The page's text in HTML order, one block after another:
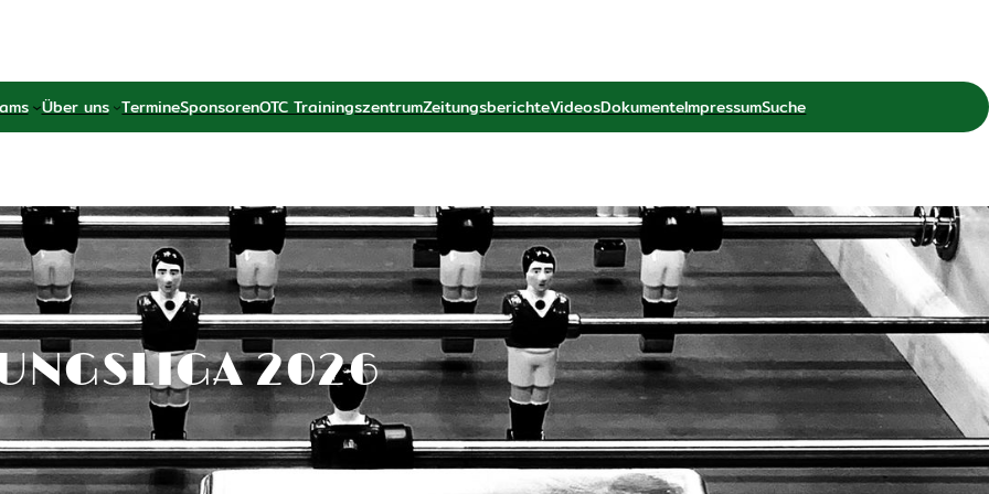
Über uns TermineSponsorenOTC TrainingszentrumZeitungsberichteVideosDokumenteImpressumSuche
2026